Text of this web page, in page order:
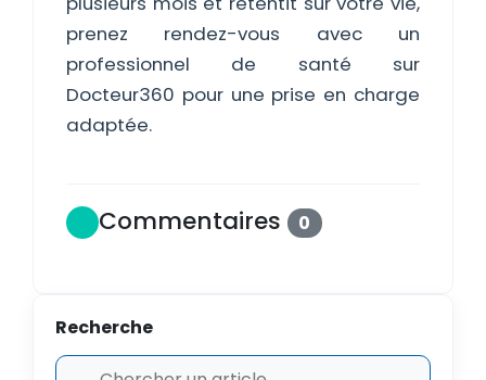
prenez rendez-vous avec un
professionnel de santé sur
Docteur360 pour une prise en charge
adaptée.
Commentaires 0
Recherche